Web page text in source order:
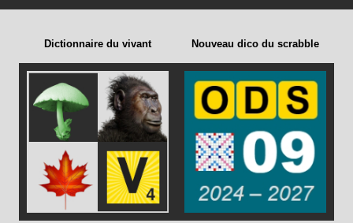
Dictionnaire du vivant Nouveau dico du scrabble